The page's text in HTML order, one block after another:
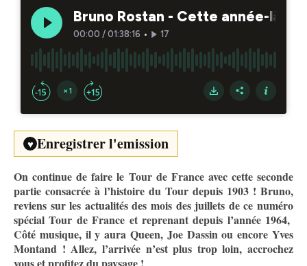
♥ Enregistrer l'emission
On continue de faire le Tour de France avec cette seconde
partie consacrée à l’histoire du Tour depuis 1903 ! Bruno,
reviens sur les actualités des mois des juillets de ce numéro
spécial Tour de France et reprenant depuis l’année 1964,
Côté musique, il y aura Queen, Joe Dassin ou encore Yves
Montand ! Allez, l’arrivée n’est plus trop loin, accrochez